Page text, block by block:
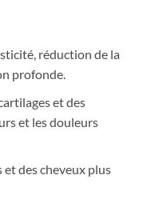
réduction de la
profonde.
et des
et les douleurs
des cheveux plus